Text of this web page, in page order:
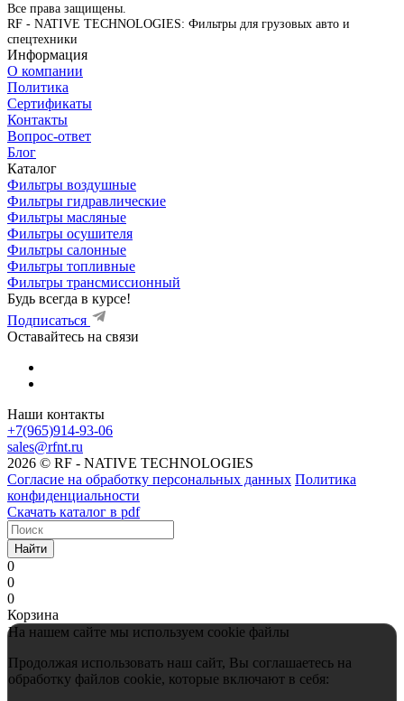
Все права защищены.
RF - NATIVE TECHNOLOGIES: Фильтры для грузовых авто и
спецтехники
Информация
О компании
Политика
Сертификаты
Контакты
Вопрос-ответ
Блог
Каталог
Фильтры воздушные
Фильтры гидравлические
Фильтры масляные
Фильтры осушителя
Фильтры салонные
Фильтры топливные
Фильтры трансмиссионный
Будь всегда в курсе!
Подписаться
Оставайтесь на связи
Наши контакты
+7(965)914-93-06
sales@rfnt.ru
2026 © RF - NATIVE TECHNOLOGIES
Согласие на обработку персональных данных Политика
конфиденциальности
Скачать каталог в pdf
Найти
0
0
0
Корзина
На нашем сайте мы используем cookie файлы
Продолжая использовать наш сайт, Вы соглашаетесь на
обработку файлов cookie, которые включают в себя: